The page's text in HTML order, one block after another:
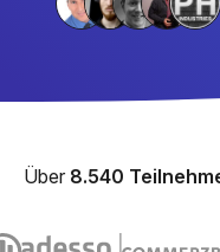
Über 8.540